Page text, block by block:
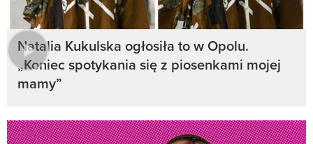
Natalia Kukulska ogłosiła to w Opolu.
„Koniec spotykania się z piosenkami mojej
mamy”